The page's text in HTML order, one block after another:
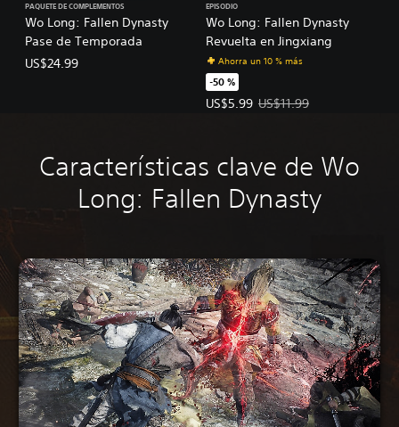
Wo Long: Fallen Dynasty
Pase de Temporada
PAQUETE DE COMPLEMENTOS
US$24.99
Wo Long: Fallen Dynasty
Revuelta en Jingxiang
EPISODIO
Ahorra un 10 % más
-50 %
US$5.99
Precio de la oferta: US$5.99.
US$11.99
Características clave de Wo
Long: Fallen Dynasty